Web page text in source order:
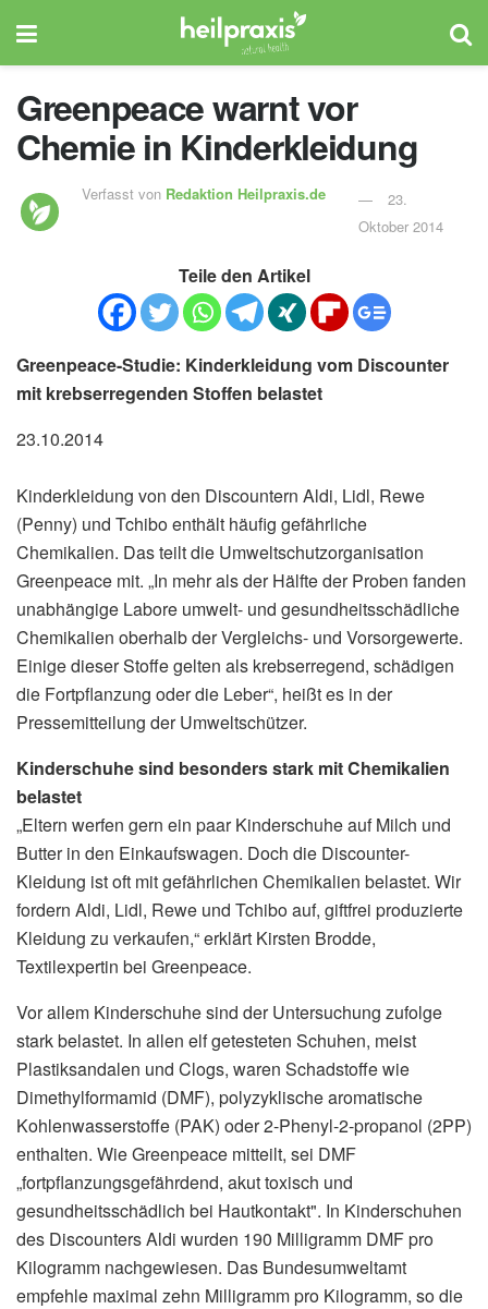
Greenpeace warnt vor
Chemie in Kinderkleidung
Verfasst von Redaktion Heilpraxis.de
23.
Oktober 2014
Teile den Artikel
Greenpeace-Studie: Kinderkleidung vom Discounter
mit krebserregenden Stoffen belastet
23.10.2014
Kinderkleidung von den Discountern Aldi, Lidl, Rewe
(Penny) und Tchibo enthält häufig gefährliche
Chemikalien. Das teilt die Umweltschutzorganisation
Greenpeace mit. „In mehr als der Hälfte der Proben fanden
unabhängige Labore umwelt- und gesundheitsschädliche
Chemikalien oberhalb der Vergleichs- und Vorsorgewerte.
Einige dieser Stoffe gelten als krebserregend, schädigen
die Fortpflanzung oder die Leber“, heißt es in der
Pressemitteilung der Umweltschützer.
Kinderschuhe sind besonders stark mit Chemikalien
belastet
„Eltern werfen gern ein paar Kinderschuhe auf Milch und
Butter in den Einkaufswagen. Doch die Discounter-
Kleidung ist oft mit gefährlichen Chemikalien belastet. Wir
fordern Aldi, Lidl, Rewe und Tchibo auf, giftfrei produzierte
Kleidung zu verkaufen,“ erklärt Kirsten Brodde,
Textilexpertin bei Greenpeace.
Vor allem Kinderschuhe sind der Untersuchung zufolge
stark belastet. In allen elf getesteten Schuhen, meist
Plastiksandalen und Clogs, waren Schadstoffe wie
Dimethylformamid (DMF), polyzyklische aromatische
Kohlenwasserstoffe (PAK) oder 2-Phenyl-2-propanol (2PP)
enthalten. Wie Greenpeace mitteilt, sei DMF
„fortpflanzungsgefährdend, akut toxisch und
gesundheitsschädlich bei Hautkontakt". In Kinderschuhen
des Discounters Aldi wurden 190 Milligramm DMF pro
Kilogramm nachgewiesen. Das Bundesumweltamt
empfehle maximal zehn Milligramm pro Kilogramm, so die